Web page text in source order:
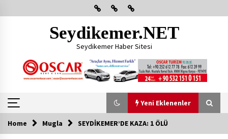
to
Seydikemer.NET
Seydikemer Haber Sitesi
Yeni Eklenenler
Yeni Eklenenler
Home Mugla SEYDİKEMER’DE KAZA: 1 ÖLÜ